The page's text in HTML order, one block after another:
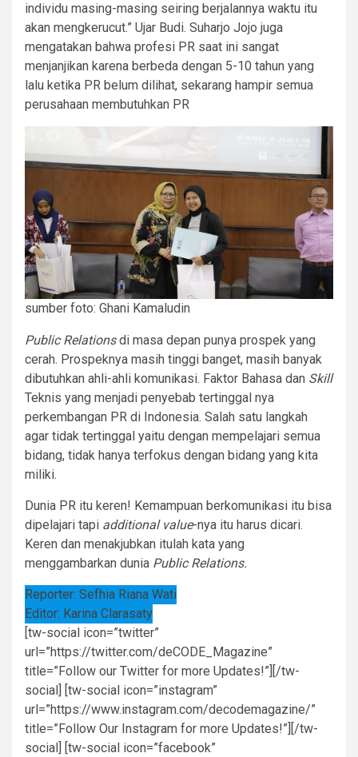
individu masing-masing seiring berjalannya waktu itu
akan mengkerucut.” Ujar Budi. Suharjo Jojo juga
mengatakan bahwa profesi PR saat ini sangat
menjanjikan karena berbeda dengan 5-10 tahun yang
lalu ketika PR belum dilihat, sekarang hampir semua
perusahaan membutuhkan PR
sumber foto: Ghani Kamaludin
Public Relationsdi masa depan punya prospek yang
cerah. Prospeknya masih tinggi banget, masih banyak
dibutuhkan ahli-ahli komunikasi. Faktor Bahasa dan Skill
Teknis yang menjadi penyebab tertinggal nya
perkembangan PR di Indonesia. Salah satu langkah
agar tidak tertinggal yaitu dengan mempelajari semua
bidang, tidak hanya terfokus dengan bidang yang kita
miliki.
Dunia PR itu keren! Kemampuan berkomunikasi itu bisa
dipelajari tapi additional value-nya itu harus dicari.
Keren dan menakjubkan itulah kata yang
menggambarkan dunia Public Relations.
Reporter: Sefhia Riana Wati
Editor: Karina Clarasaty
[tw-social icon=”twitter”
url=”https://twitter.com/deCODE_Magazine”
title=”Follow our Twitter for more Updates!”][/tw-
social] [tw-social icon=”instagram”
url=”https://www.instagram.com/decodemagazine/”
title=”Follow Our Instagram for more Updates!”][/tw-
social] [tw-social icon=”facebook”